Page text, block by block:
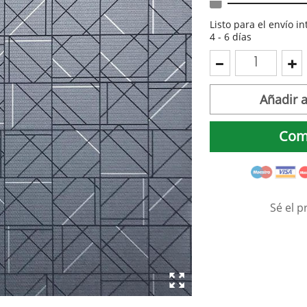
Listo para el envío
4 - 6 días
Añadir
Sé el